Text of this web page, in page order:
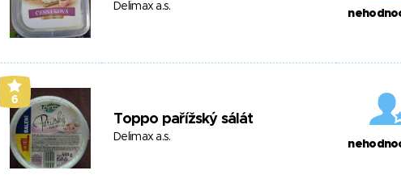
Delimax a.s.
6
Toppo pařížský sálát
Delimax a.s.